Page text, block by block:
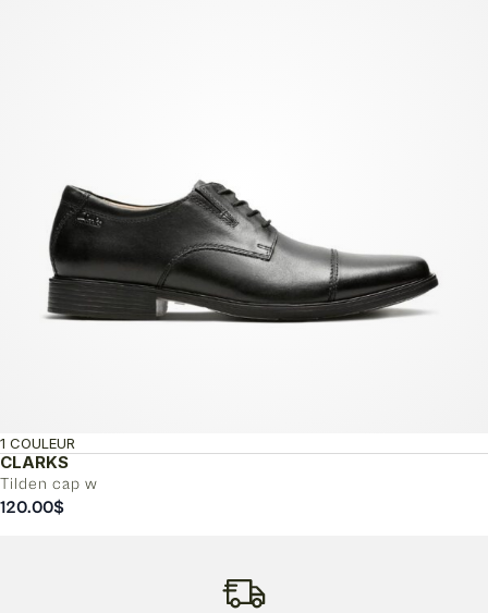
CLARKS
Tilden cap w
1 COULEUR
120.00$